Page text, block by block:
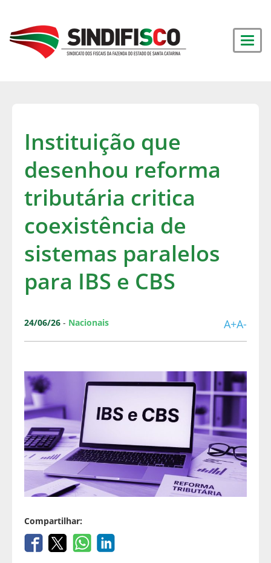
Instituição que
desenhou reforma
tributária critica
coexistência de
sistemas paralelos
para IBS e CBS
24/06/26 - Nacionais A+A-
Compartilhar: